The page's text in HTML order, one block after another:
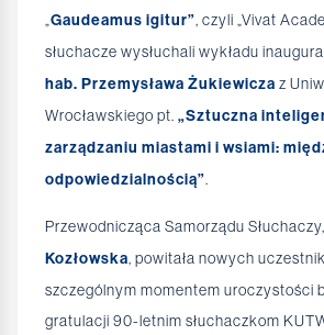
„Gaudeamus igitur”, czyli „Vivat
słuchacze wysłuchali wykładu
hab. Przemysława Żukiewicza z
Wrocławskiego pt. „Sztuczna
zarządzaniu miastami i wsiami:
odpowiedzialnością”.
Przewodnicząca Samorządu Słuchaczy,
Kozłowska, powitała nowych
szczególnym momentem uroczystości
gratulacji 90-letnim słuchaczkom